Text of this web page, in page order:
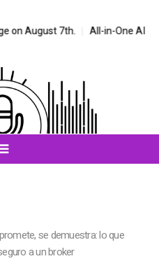
August 7th. All-in-One AI
se demuestra: lo que
a un broker